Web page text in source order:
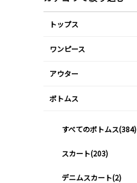
トップス
ワンピース
アウター
ボトムス
すべてのボトムス(384)
スカート(203)
デニムスカート(2)